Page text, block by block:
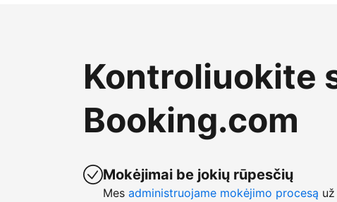
Kontroliuokite
Booking.com
Mokėjimai be jokių rūpesčių
Mes administruojame mokėjimo procesą